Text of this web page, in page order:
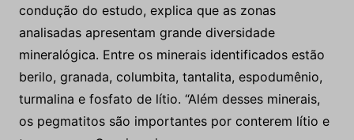
condução do estudo, explica que as zonas
analisadas apresentam grande diversidade
mineralógica. Entre os minerais identificados estão
berilo, granada, columbita, tantalita, espodumênio,
turmalina e fosfato de lítio. “Além desses minerais,
os pegmatitos são importantes por conterem lítio e